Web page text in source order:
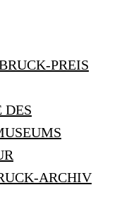
PREIS
DES
ARCHIV